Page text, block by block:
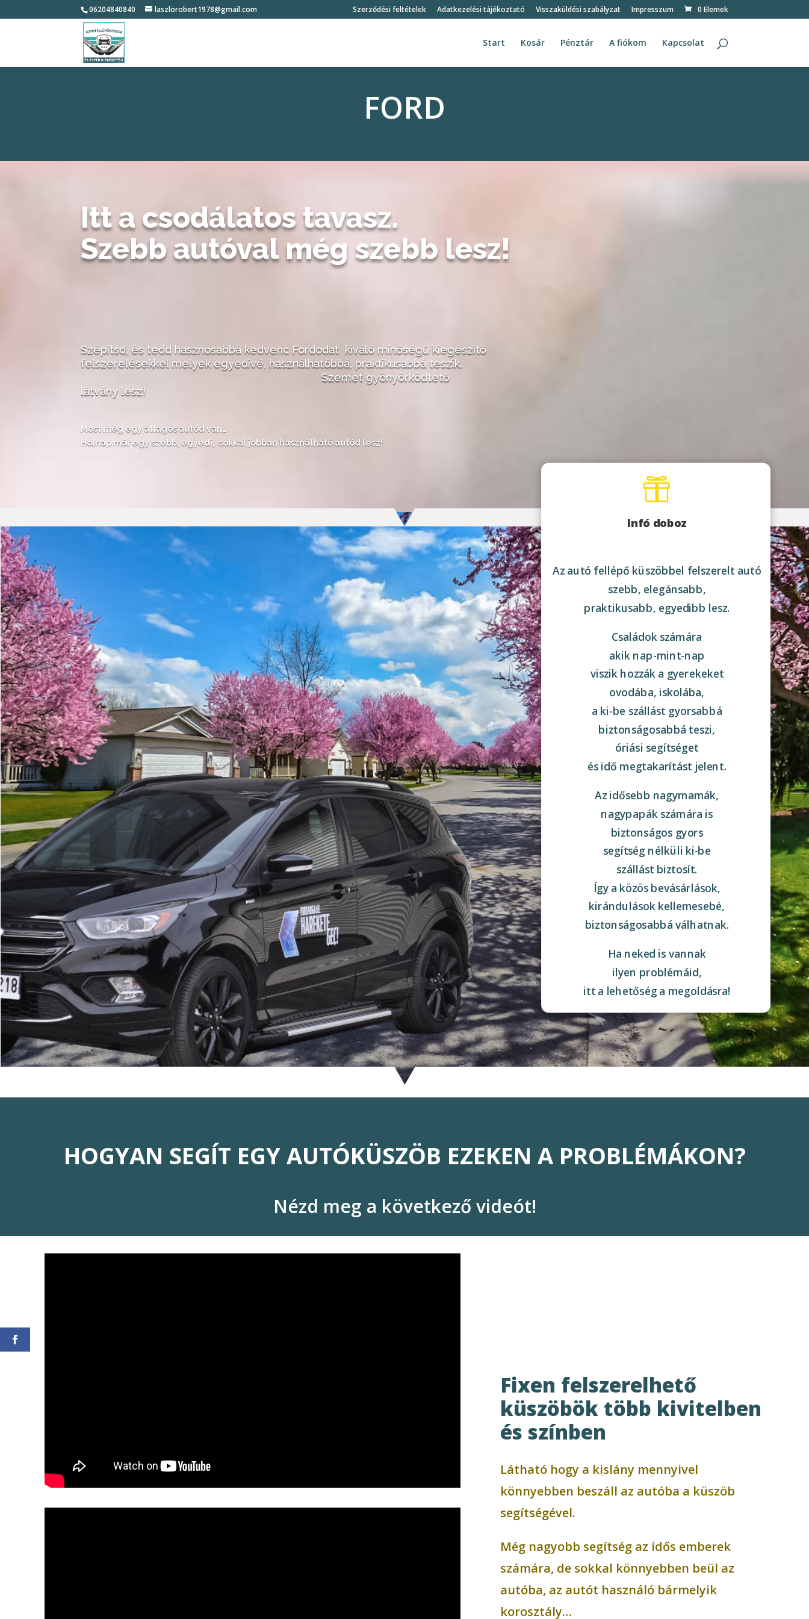
06204840840 laszlorobert1978@gmail.com Szerződési feltételek Adatkezelési tájékoztató Visszaküldési szabályzat Impresszum 0 Elemek
Start Kosár Pénztár A fiókom Kapcsolat
FORD
Itt a csodálatos tavasz.
Szebb autóval még szebb lesz!
Szépítsd, és tedd hasznosabbá kedvenc Fordodat kiváló minőségű kiegészítő
felszerelésekkel melyek egyedivé, használhatóbbá, praktikusabbá teszik.
Szemet gyönyörködtető
látvány lesz!
Most még egy átlagos autód van…
Holnap már egy szebb, egyedi, sokkal jobban használható autód lesz!

Infó doboz
Az autó fellépő küszöbbel felszerelt autó
szebb, elegánsabb,
praktikusabb, egyedibb lesz.
Családok számára
akik nap-mint-nap
viszik hozzák a gyerekeket
ovodába, iskolába,
a ki-be szállást gyorsabbá
biztonságosabbá teszi,
óriási segítséget
és idő megtakarítást jelent.
Az idősebb nagymamák,
nagypapák számára is
biztonságos gyors
segítség nélküli ki-be
szállást biztosít.
Így a közös bevásárlások,
kirándulások kellemesebé,
biztonságosabbá válhatnak.
Ha neked is vannak
ilyen problémáid,
itt a lehetőség a megoldásra!
HOGYAN SEGÍT EGY AUTÓKÜSZÖB EZEKEN A PROBLÉMÁKON?
Nézd meg a következő videót!
Fixen felszerelhető
küszöbök több kivitelben
és színben
Látható hogy a kislány mennyivel
könnyebben beszáll az autóba a küszöb
segítségével.
Még nagyobb segítség az idős emberek
számára, de sokkal könnyebben beül az
autóba, az autót használó bármelyik
korosztály…